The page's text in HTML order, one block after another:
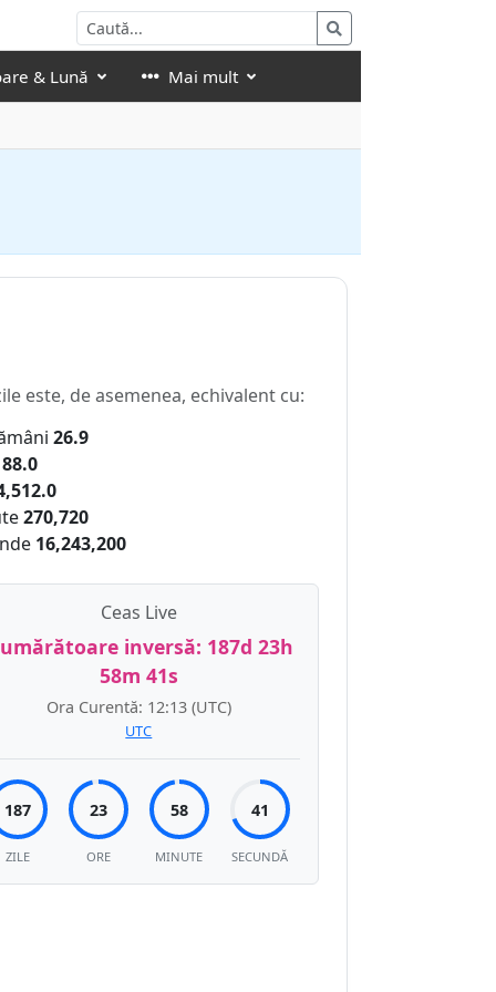
& Lună Mai mult
este, de asemenea, echivalent cu:
26.9
270,720
16,243,200
Ceas Live
inversă: 187d 23h
58m 40s
Ora Curentă: 12:13 (UTC)
UTC
187
ZILE
23
ORE
58
MINUTE
40
SECUNDĂ